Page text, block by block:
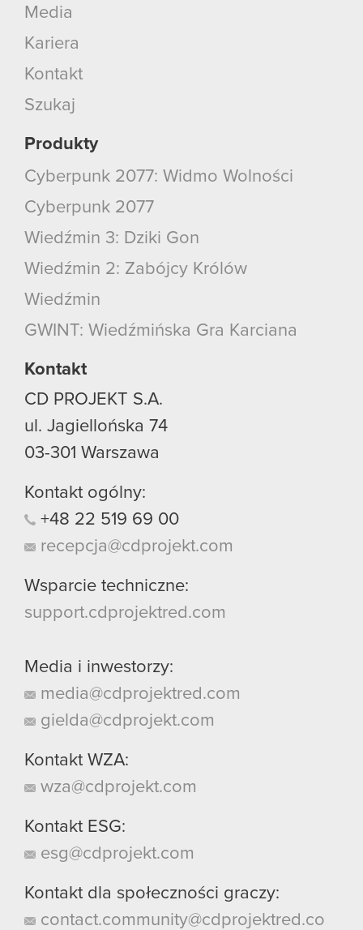
Media
Kariera
Kontakt
Szukaj
Produkty
Cyberpunk 2077: Widmo Wolności
Cyberpunk 2077
Wiedźmin 3: Dziki Gon
Wiedźmin 2: Zabójcy Królów
Wiedźmin
GWINT: Wiedźmińska Gra Karciana
Kontakt
CD PROJEKT S.A.
ul. Jagiellońska 74
03-301 Warszawa
Kontakt ogólny:
+48 22 519 69 00
recepcja@cdprojekt.com
Wsparcie techniczne:
support.cdprojektred.com
Media i inwestorzy:
media@cdprojektred.com
gielda@cdprojekt.com
Kontakt WZA:
wza@cdprojekt.com
Kontakt ESG:
esg@cdprojekt.com
Kontakt dla społeczności graczy:
contact.community@cdprojektred.co